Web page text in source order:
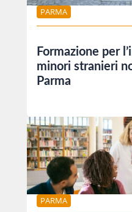
PARMA
Formazione per
minori stranieri
Parma
PARMA